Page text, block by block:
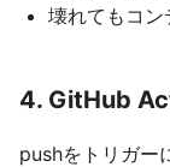
壊れてもコン
4. GitHub
pushをトリガー